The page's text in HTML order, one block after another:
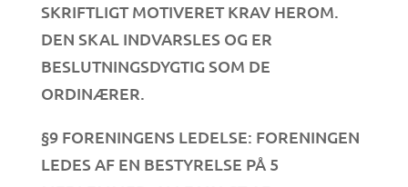
SKRIFTLIGT MOTIVERET KRAV HEROM.
DEN SKAL INDVARSLES OG ER
BESLUTNINGSDYGTIG SOM DE
ORDINÆRER.
§9 FORENINGENS LEDELSE: FORENINGEN
LEDES AF EN BESTYRELSE PÅ 5